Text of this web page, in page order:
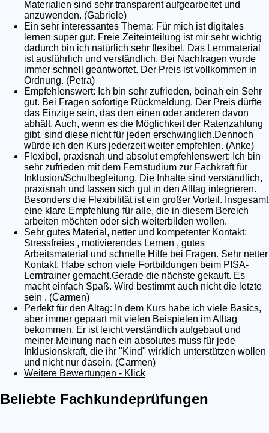
Materialien sind sehr transparent aufgearbeitet und
anzuwenden. (Gabriele)
Ein sehr interessantes Thema: Für mich ist digitales
lernen super gut. Freie Zeiteinteilung ist mir sehr wichtig
dadurch bin ich natürlich sehr flexibel. Das Lernmaterial
ist ausführlich und verständlich. Bei Nachfragen wurde
immer schnell geantwortet. Der Preis ist vollkommen in
Ordnung. (Petra)
Empfehlenswert: Ich bin sehr zufrieden, beinah ein Sehr
gut. Bei Fragen sofortige Rückmeldung. Der Preis dürfte
das Einzige sein, das den einen oder anderen davon
abhält. Auch, wenn es die Möglichkeit der Ratenzahlung
gibt, sind diese nicht für jeden erschwinglich.Dennoch
würde ich den Kurs jederzeit weiter empfehlen. (Anke)
Flexibel, praxisnah und absolut empfehlenswert: Ich bin
sehr zufrieden mit dem Fernstudium zur Fachkraft für
Inklusion/Schulbegleitung. Die Inhalte sind verständlich,
praxisnah und lassen sich gut in den Alltag integrieren.
Besonders die Flexibilität ist ein großer Vorteil. Insgesamt
eine klare Empfehlung für alle, die in diesem Bereich
arbeiten möchten oder sich weiterbilden wollen.
Sehr gutes Material, netter und kompetenter Kontakt:
Stressfreies , motivierendes Lernen , gutes
Arbeitsmaterial und schnelle Hilfe bei Fragen. Sehr netter
Kontakt. Habe schon viele Fortbildungen beim PISA-
Lerntrainer gemacht.Gerade die nächste gekauft. Es
macht einfach Spaß. Wird bestimmt auch nicht die letzte
sein . (Carmen)
Perfekt für den Altag: In dem Kurs habe ich viele Basics,
aber immer gepaart mit vielen Beispielen im Alltag
bekommen. Er ist leicht verständlich aufgebaut und
meiner Meinung nach ein absolutes muss für jede
Inklusionskraft, die ihr "Kind" wirklich unterstützen wollen
und nicht nur dasein. (Carmen)
Weitere Bewertungen - Klick
Beliebte Fachkundeprüfungen